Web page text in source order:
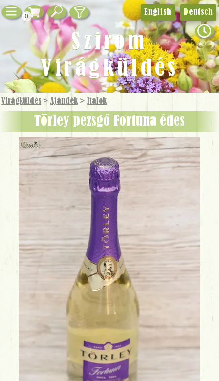
0
Virágküldés >Ajándék > Italok
Törley pezsgő Fortuna édes
English Deutsch
Szirom
Virágküldés